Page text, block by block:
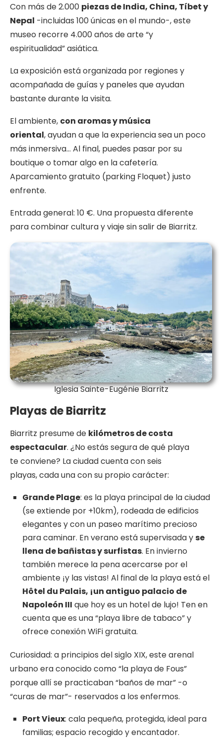
Con más de 2.000 piezas de India, China, Tíbet y
Nepal -incluidas 100 únicas en el mundo-, este
museo recorre 4.000 años de arte “y
espiritualidad” asiática.
La exposición está organizada por regiones y
acompañada de guías y paneles que ayudan
bastante durante la visita.
El ambiente, con aromas y música
oriental, ayudan a que la experiencia sea un poco
más inmersiva… Al final, puedes pasar por su
boutique o tomar algo en la cafetería.
Aparcamiento gratuito (parking Floquet) justo
enfrente.
Entrada general: 10 €. Una propuesta diferente
para combinar cultura y viaje sin salir de Biarritz.
Iglesia Sainte-Eugénie Biarritz
Playas de Biarritz
Biarritz presume de kilómetros de costa
espectacular. ¿No estás segura de qué playa
te conviene? La ciudad cuenta con seis
playas, cada una con su propio carácter:
Grande Plage: es la playa principal de la ciudad
(se extiende por +10km), rodeada de edificios
elegantes y con un paseo marítimo precioso
para caminar. En verano está supervisada yse
llena de bañistas y surfistas. En invierno
también merece la pena acercarse por el
ambiente ¡y las vistas! Al final de la playa está el
Hôtel du Palais, ¡un antiguo palacio de
Napoleón III que hoy es un hotel de lujo! Ten en
cuenta quees una “playa libre de tabaco” y
ofrece conexión WiFi gratuita.
Curiosidad: a principios del siglo XIX, este arenal
urbano era conocido como “la playa de Fous”
porque allí se practicaban “baños de mar” -o
“curas de mar”- reservados a los enfermos.
Port Vieux: cala pequeña, protegida, ideal para
familias; espacio recogido y encantador.